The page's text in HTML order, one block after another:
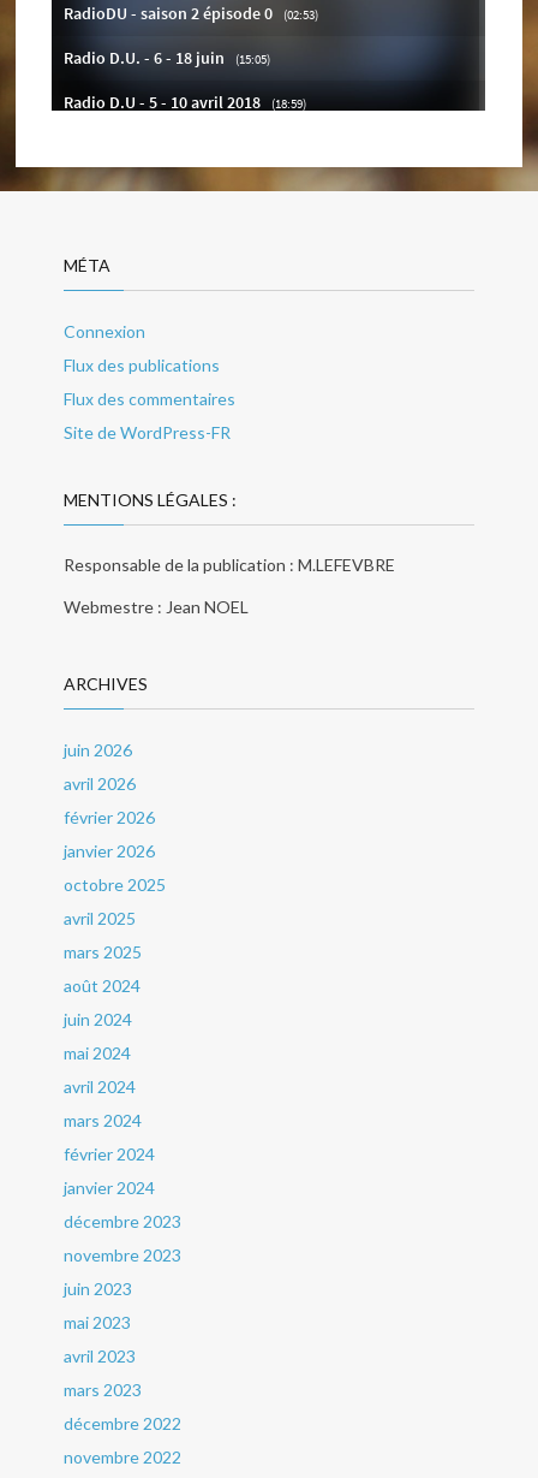
MÉTA
Connexion
Flux des publications
Flux des commentaires
Site de WordPress-FR
MENTIONS LÉGALES :
Responsable de la publication : M.LEFEVBRE
Webmestre : Jean NOEL
ARCHIVES
juin 2026
avril 2026
février 2026
janvier 2026
octobre 2025
avril 2025
mars 2025
août 2024
juin 2024
mai 2024
avril 2024
mars 2024
février 2024
janvier 2024
décembre 2023
novembre 2023
juin 2023
mai 2023
avril 2023
mars 2023
décembre 2022
novembre 2022